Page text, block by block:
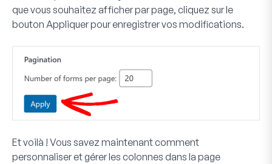
que vous souhaitez afficher par page, cliquez sur le
bouton Appliquerpour enregistrer vos modifications.
Et voilà ! Vous savez maintenant comment
personnaliser et gérer les colonnes dans la page